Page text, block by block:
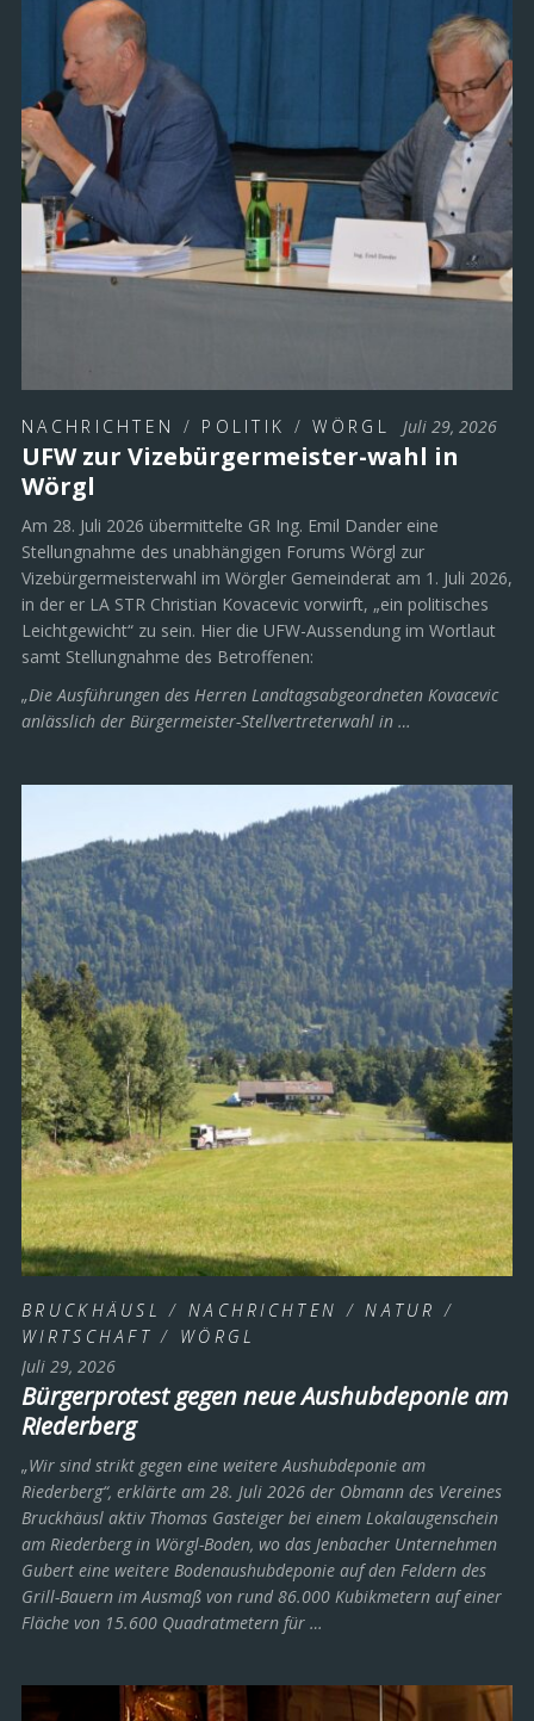
NACHRICHTEN / POLITIK /WÖRGL Juli 29, 2026
UFW zur Vizebürgermeister-wahl in
Wörgl
Am 28. Juli 2026 übermittelte GR Ing. Emil Dander eine
Stellungnahme des unabhängigen Forums Wörgl zur
Vizebürgermeisterwahl im Wörgler Gemeinderat am 1. Juli 2026,
in der er LA STR Christian Kovacevic vorwirft, „ein politisches
Leichtgewicht“ zu sein. Hier die UFW-Aussendung im Wortlaut
samt Stellungnahme des Betroffenen:
„Die Ausführungen des Herren Landtagsabgeordneten Kovacevic
anlässlich der Bürgermeister-Stellvertreterwahl in …
BRUCKHÄUSL / NACHRICHTEN /NATUR /
WIRTSCHAFT / WÖRGL
Juli 29, 2026
Bürgerprotest gegen neue Aushubdeponie am
Riederberg
„Wir sind strikt gegen eine weitere Aushubdeponie am
Riederberg“, erklärte am 28. Juli 2026 der Obmann des Vereines
Bruckhäusl aktiv Thomas Gasteiger bei einem Lokalaugenschein
am Riederberg in Wörgl-Boden, wo das Jenbacher Unternehmen
Gubert eine weitere Bodenaushubdeponie auf den Feldern des
Grill-Bauern im Ausmaß von rund 86.000 Kubikmetern auf einer
Fläche von 15.600 Quadratmetern für …